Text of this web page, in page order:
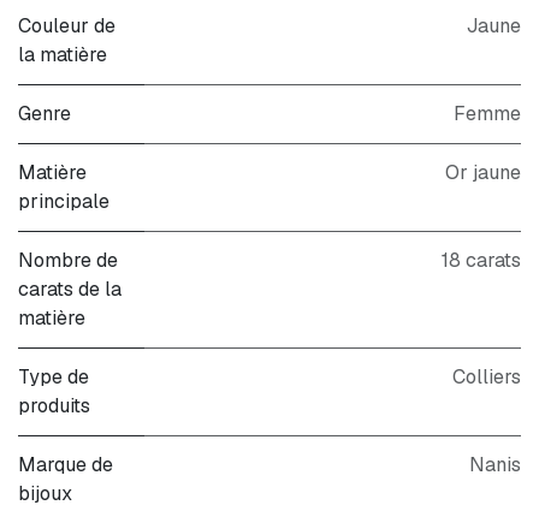
Couleur de
la matière
Jaune
Genre Femme
Matière
principale
Or jaune
Nombre de
carats de la
matière
18 carats
Type de
produits
Colliers
Marque de
bijoux
Nanis